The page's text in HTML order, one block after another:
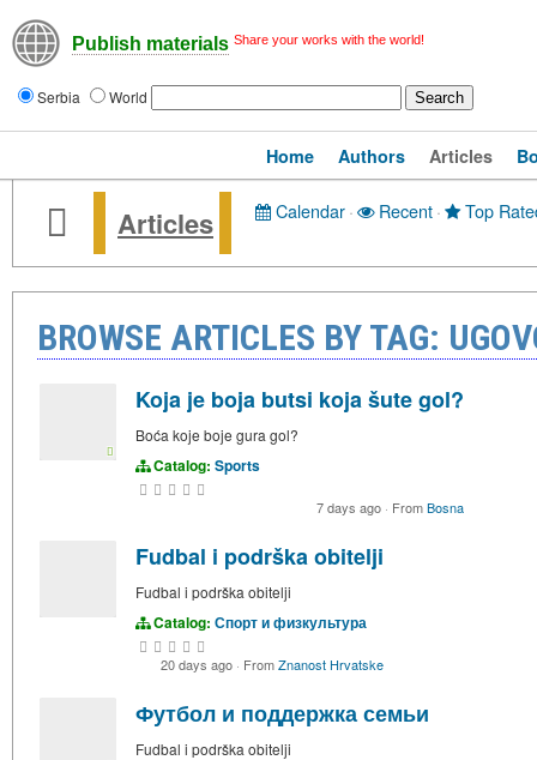
Publish materials Share your works with the world!
Serbia World
Home Authors Articles
Articles Calendar· Recent· Top
BROWSE ARTICLES BY TAG:
Koja je boja butsi koja šute gol?
Boća koje boje gura gol?
Catalog: Sports
7 days ago · FromBosna
Fudbal i podrška obitelji
Fudbal i podrška obitelji
Catalog: Спорт и физкультура
20 days ago · FromZnanost Hrvatske
Футбол и поддержка семьи
Fudbal i podrška obitelji